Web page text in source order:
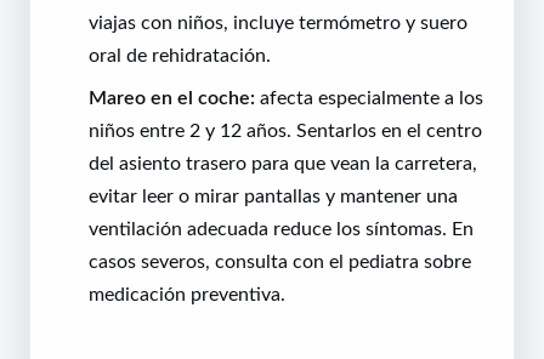
viajas con niños, incluye termómetro y suero
oral de rehidratación.
Mareo en el coche: afecta especialmente a los
niños entre 2 y 12 años. Sentarlos en el centro
del asiento trasero para que vean la carretera,
evitar leer o mirar pantallas y mantener una
ventilación adecuada reduce los síntomas. En
casos severos, consulta con el pediatra sobre
medicación preventiva.